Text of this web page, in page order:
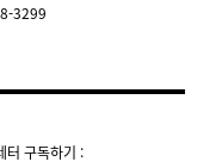
3299
터 구독하기 :